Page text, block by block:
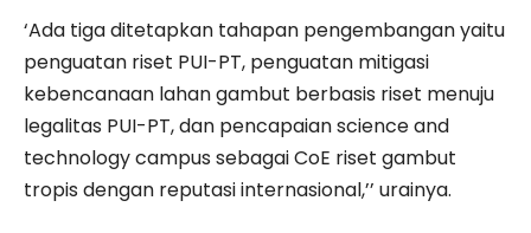
‘Ada tiga ditetapkan tahapan pengembangan yaitu
penguatan riset PUI-PT, penguatan mitigasi
kebencanaan lahan gambut berbasis riset menuju
legalitas PUI-PT, dan pencapaian science and
technology campus sebagai CoE riset gambut
tropis dengan reputasi internasional,’’ urainya.